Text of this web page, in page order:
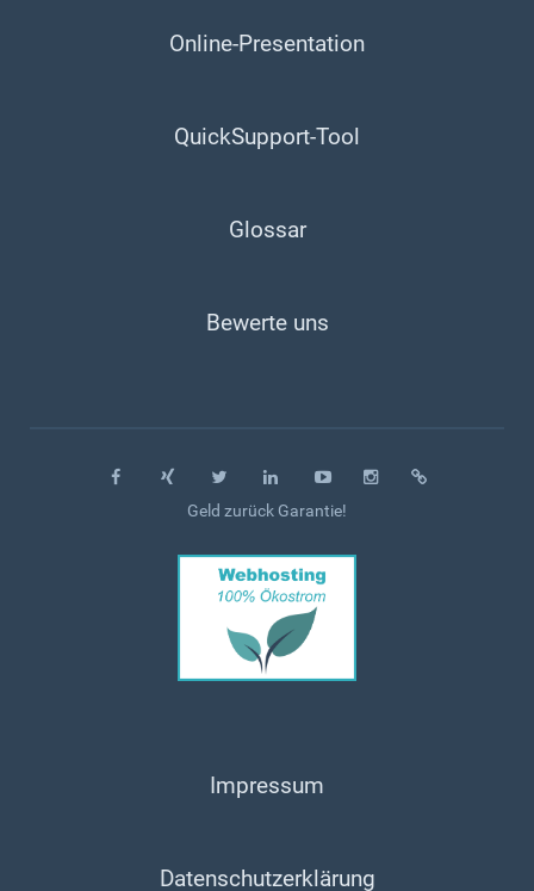
Online-Presentation
QuickSupport-Tool
Glossar
Bewerte uns
Geld zurück Garantie!
Impressum
Datenschutzerklärung